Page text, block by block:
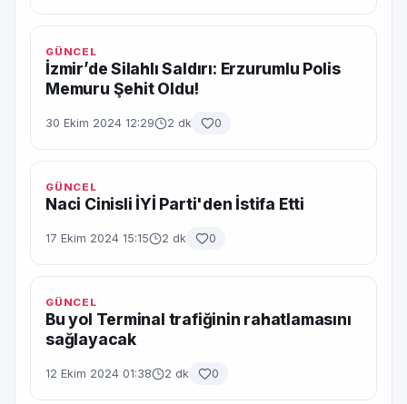
GÜNCEL
İzmir’de Silahlı Saldırı: Erzurumlu Polis
Memuru Şehit Oldu!
30 Ekim 2024 12:29 2 dk 0
GÜNCEL
Naci Cinisli İYİ Parti'den İstifa Etti
17 Ekim 2024 15:15 2 dk 0
GÜNCEL
Bu yol Terminal trafiğinin rahatlamasını
sağlayacak
12 Ekim 2024 01:38 2 dk 0